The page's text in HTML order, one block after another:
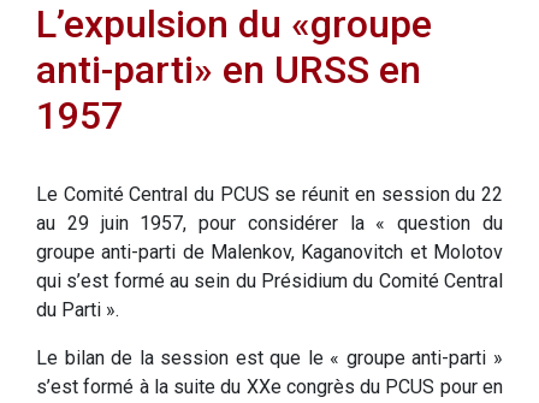
L’expulsion du «groupe
anti-parti» en URSS en
1957
Le Comité Central du PCUS se réunit en session du 22
au 29 juin 1957, pour considérer la « question du
groupe anti-parti de Malenkov, Kaganovitch et Molotov
qui s’est formé au sein du Présidium du Comité Central
du Parti ».
Le bilan de la session est que le « groupe anti-parti »
s’est formé à la suite du XXe congrès du PCUS pour en